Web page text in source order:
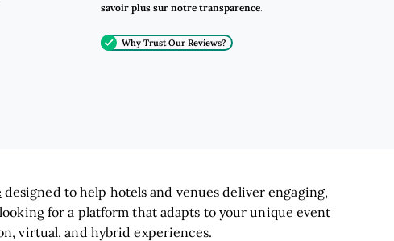
savoir plus sur notre transparence.
Why Trust Our Reviews?
designed to help hotels and venues deliver engaging,
for a platform that adapts to your unique event
virtual, and hybrid experiences.